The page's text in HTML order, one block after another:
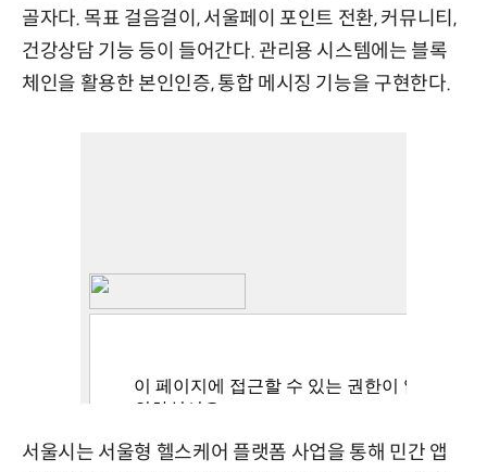
골자다. 목표 걸음걸이, 서울페이 포인트 전환, 커뮤니티,
건강상담 기능 등이 들어간다. 관리용 시스템에는 블록
체인을 활용한 본인인증, 통합 메시징 기능을 구현한다.
서울시는 서울형 헬스케어 플랫폼 사업을 통해 민간 앱